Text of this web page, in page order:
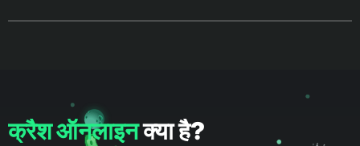
क्रैश ऑनलाइनक्या है?